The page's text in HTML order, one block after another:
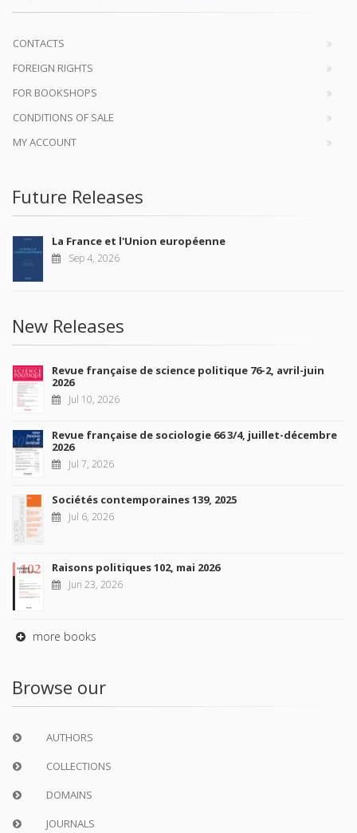
CONTACTS
FOREIGN RIGHTS
FOR BOOKSHOPS
CONDITIONS OF SALE
MY ACCOUNT
Future Releases
La France et l'Union européenne
Sep 4, 2026
New Releases
Revue française de science politique 76-2, avril-juin
2026
Jul 10, 2026
Revue française de sociologie 66 3/4, juillet-décembre
2026
Jul 7, 2026
Sociétés contemporaines 139, 2025
Jul 6, 2026
Raisons politiques 102, mai 2026
Jun 23, 2026
more books
Browse our
AUTHORS
COLLECTIONS
DOMAINS
JOURNALS